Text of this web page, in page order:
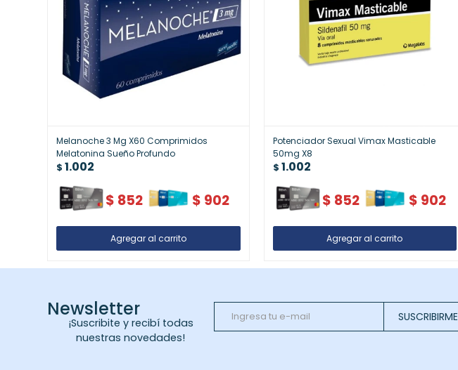
Melanoche 3 Mg X60 Comprimidos
Melatonina Sueño Profundo
$ 1.002
$ 852 $ 902
Potenciador Sexual Vimax Masticable
50mg X8
$ 1.002
$ 852 $ 902
Newsletter
¡Suscribite y recibí todas
nuestras novedades!
SUSCRIBIRME